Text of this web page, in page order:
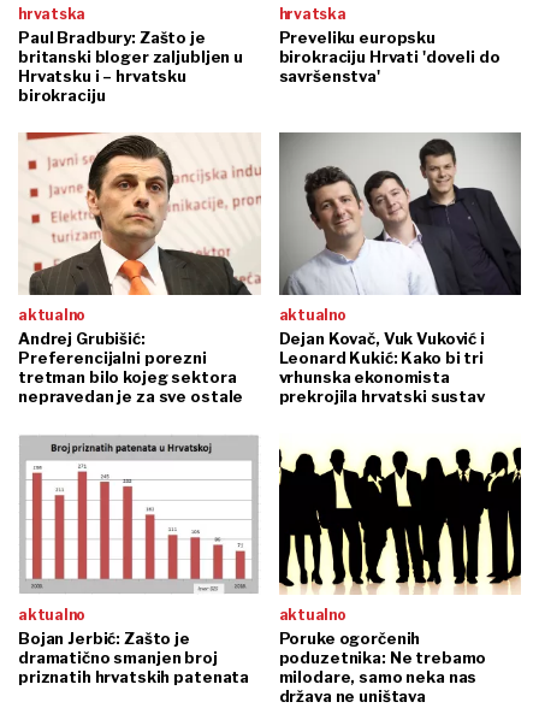
hrvatska
Paul Bradbury: Zašto je
britanski bloger zaljubljen u
Hrvatsku i – hrvatsku
birokraciju
hrvatska
Preveliku europsku
birokraciju Hrvati 'doveli do
savršenstva'
aktualno
Andrej Grubišić:
Preferencijalni porezni
tretman bilo kojeg sektora
nepravedan je za sve ostale
aktualno
Dejan Kovač, Vuk Vuković i
Leonard Kukić: Kako bi tri
vrhunska ekonomista
prekrojila hrvatski sustav
aktualno
Bojan Jerbić: Zašto je
dramatično smanjen broj
priznatih hrvatskih patenata
aktualno
Poruke ogorčenih
poduzetnika: Ne trebamo
milodare, samo neka nas
država ne uništava